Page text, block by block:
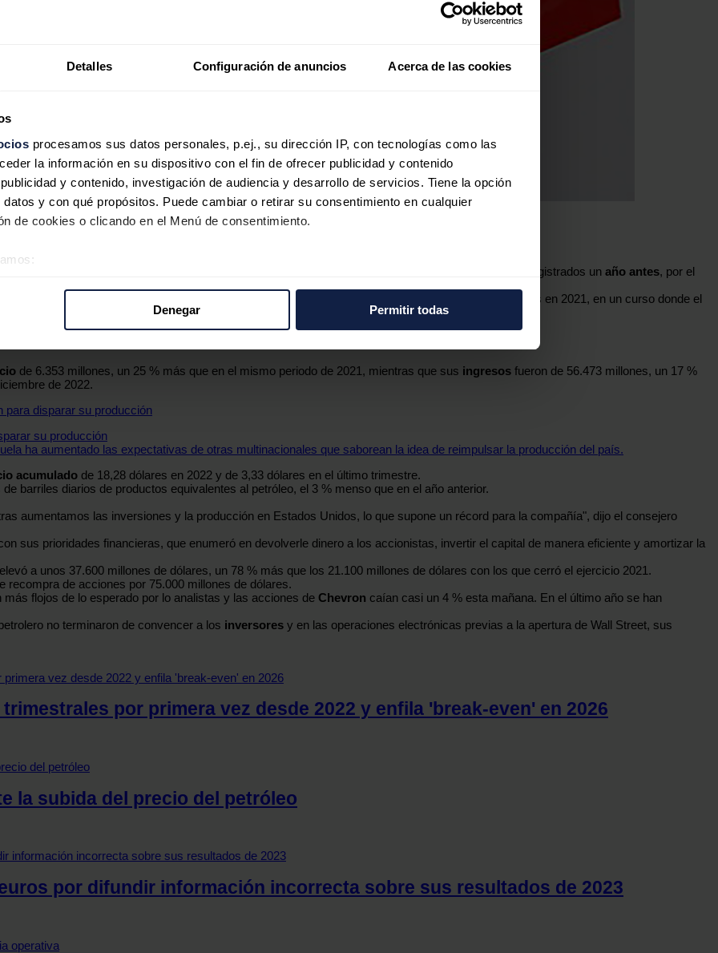
Detalles Configuración de anuncios Acerca de las cookies
procesamos sus datos personales, p.ej., su dirección IP, con tecnologías como las
la información en su dispositivo con el fin de ofrecer publicidad y contenido
y contenido, investigación de audiencia y desarrollo de servicios. Tiene la opción
y con qué propósitos. Puede cambiar o retirar su consentimiento en cualquier
de cookies o clicando en el Menú de consentimiento.
usan para personalizar el contenido y los anuncios, ofrecer funciones de redes sociales
web, quienes pueden combinarla con otra información que les haya proporcionado o
uso que haya hecho de sus servicios.
Denegar Permitir todas
que en 2021
registrados un año antes, por el
en 2022 hasta 246.252 millones de dólares, un 51 % más interanual que los 162.465 logrados en 2021, en un curso donde el
de 6.353 millones, un 25 % más que en el mismo periodo de 2021, mientras que sus ingresos fueron de 56.473 millones, un 17 %
de 2022.
su producción
ha aumentado las expectativas de otras multinacionales que saborean la idea de reimpulsar la producción del país.
acumulado de 18,28 dólares en 2022 y de 3,33 dólares en el último trimestre.
barriles diarios de productos equivalentes al petróleo, el 3 % menso que en el año anterior.
aumentamos las inversiones y la producción en Estados Unidos, lo que supone un récord para la compañía", dijo el consejero
sus prioridades financieras, que enumeró en devolverle dinero a los accionistas, invertir el capital de manera eficiente y amortizar la
a unos 37.600 millones de dólares, un 78 % más que los 21.100 millones de dólares con los que cerró el ejercicio 2021.
recompra de acciones por 75.000 millones de dólares.
flojos de lo esperado por lo analistas y las acciones de Chevron caían casi un 4 % esta mañana. En el último año se han
no terminaron de convencer a los inversores y en las operaciones electrónicas previas a la apertura de Wall Street, sus
por primera vez desde 2022 y enfila 'break-even' en 2026
la subida del precio del petróleo
por difundir información incorrecta sobre sus resultados de 2023